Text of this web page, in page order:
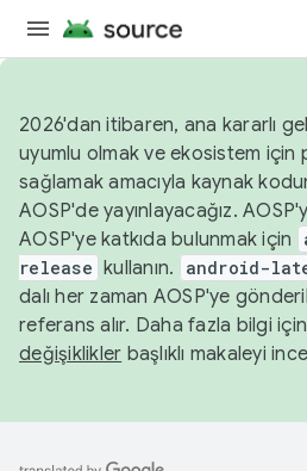
2026'dan itibaren, ana kararlı
uyumlu olmak ve ekosistem için
sağlamak amacıyla kaynak
AOSP'de yayınlayacağız.
AOSP'ye katkıda bulunmak için
release kullanın. android-
dalı her zaman AOSP'ye
referans alır. Daha fazla bilgi
değişiklikler başlıklı makaleyi